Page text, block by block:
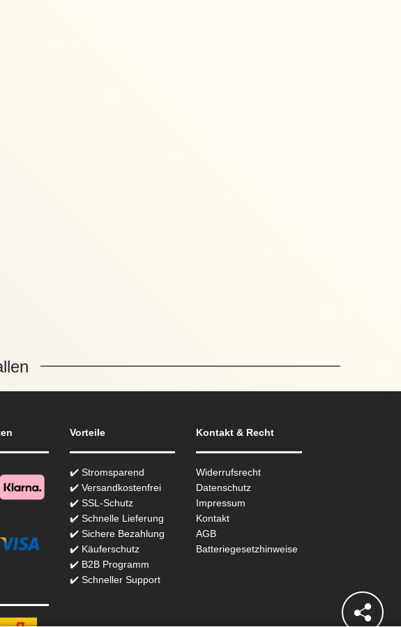
Vorteile
✔️ Stromsparend
✔️ Versandkostenfrei
✔️ SSL-Schutz
✔️ Schnelle Lieferung
✔️ Sichere Bezahlung
✔️ Käuferschutz
✔️ B2B Programm
✔️ Schneller Support
Kontakt & Recht
Widerrufsrecht
Datenschutz
Impressum
Kontakt
AGB
Batteriegesetzhinweise